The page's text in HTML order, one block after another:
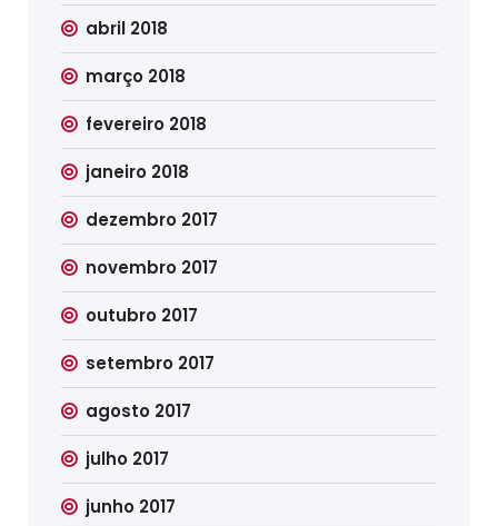
abril 2018
março 2018
fevereiro 2018
janeiro 2018
dezembro 2017
novembro 2017
outubro 2017
setembro 2017
agosto 2017
julho 2017
junho 2017